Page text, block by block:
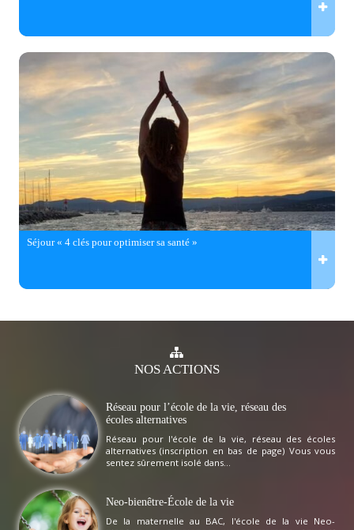
Séjour « 4 clés pour optimiser sa santé »
NOSACTIONS
Réseau pour l’école de la vie, réseau des
écoles alternatives
Réseau pour l'école de la vie, réseau des écoles
alternatives (inscription en bas de page) Vous vous
sentez sûrement isolé dans...
Neo-bienêtre-École de la vie
De la maternelle au BAC, l'école de la vie Neo-